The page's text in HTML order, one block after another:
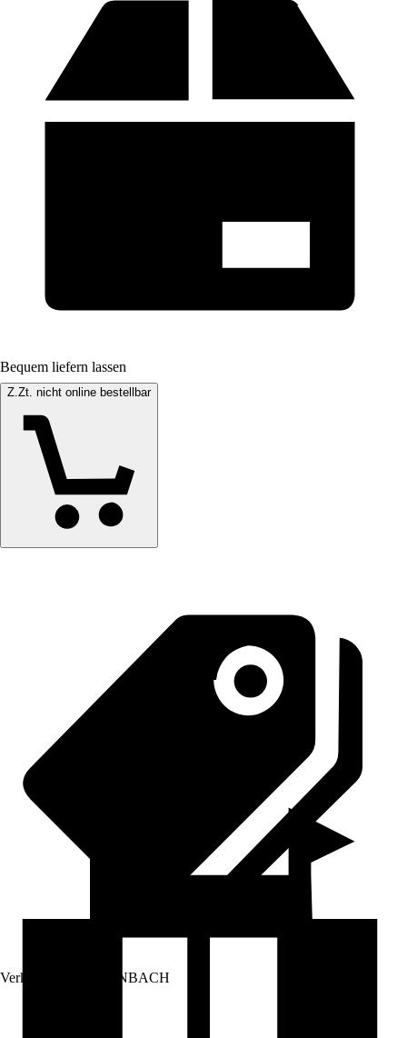
Bequem liefern lassen
Z.Zt. nicht online bestellbar
Verkauf durch: HORNBACH